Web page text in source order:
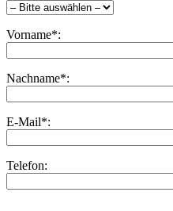
Vorname*:
Nachname*:
E-Mail*:
Telefon: